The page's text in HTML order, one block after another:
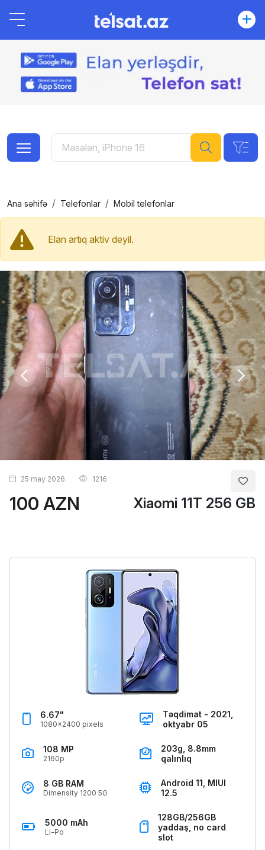
Ana səhifə Telefonlar Mobil telefonlar
Elan artıq aktiv deyil.
100 AZN Xiaomi 11T 256 GB
25 may 2026 1216
6.67"
1080x2400 pixels
Təqdimat - 2021,
oktyabr 05
108 MP
2160p
203g, 8.8mm
qalınlıq
8 GB RAM
Dimensity 1200 5G
Android 11, MIUI
12.5
5000 mAh
Li-Po
128GB/256GB
yaddaş, no card
slot